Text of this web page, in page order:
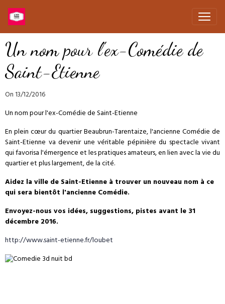
Un nom pour l'ex-Comédie de
Saint-Etienne
On 13/12/2016
Un nom pour l'ex-Comédie de Saint-Etienne
En plein cœur du quartier Beaubrun-Tarentaize, l'ancienne Comédie de
Saint-Etienne va devenir une véritable pépinière du spectacle vivant
qui favorisa l'émergence et les pratiques amateurs, en lien avec la vie du
quartier et plus largement, de la cité.
Aidez la ville de Saint-Etienneà trouver un nouveau nom à ce
qui sera bientôt l'ancienne Comédie.
Envoyez-nous vos idées, suggestions, pistes avant le 31
décembre 2016.
http://www.saint-etienne.fr/loubet